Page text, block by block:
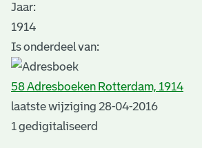
Jaar:
1914
Is onderdeel van:
58 Adresboeken Rotterdam, 1914
laatste wijziging 28-04-2016
1 gedigitaliseerd